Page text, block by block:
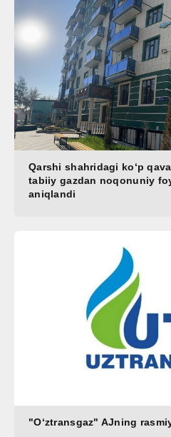
Qarshi shahridagi koʻp
tabiiy gazdan noqonuniy
aniqlandi
"O‘ztransgaz" AJning